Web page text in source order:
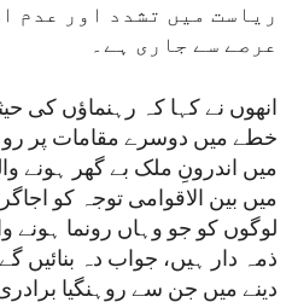
ریاست میں تشدد اور عدم
عرصے سے جاری ہے۔
انھوں نے کہا کہ رہنماؤں کی
خطے میں دوسرے مقامات پر
میں اندرونِ ملک بے گھر ہونے
میں بین الاقوامی توجہ کو
لوگوں کو جو وہاں رونما ہونے
ذمہ دار ہیں، جواب دہ بنائیں
دینے میں جن سے روہنگیا